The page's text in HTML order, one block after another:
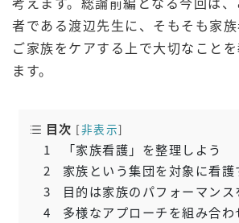
者である渡辺先生に、そもそも家族
ご家族をケアする上で大切なこと
ます。
目次 [非表示]
1
「家族看護」を整理しよう
2
家族という集団を対象に看護
3
目的は家族のパフォーマンス
4
多様なアプローチを組み合わ